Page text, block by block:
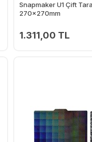
Snapmaker U1 Çift
270x270mm
1.311,00 TL